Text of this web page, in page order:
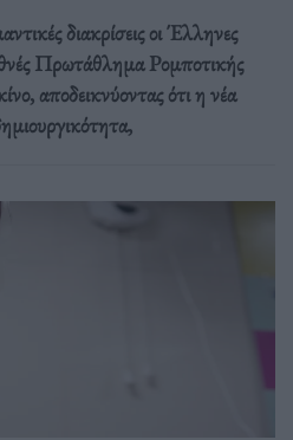
διακρίσεις οι Έλληνες
Πρωτάθλημα Ρομποτικής
αποδεικνύοντας ότι η νέα